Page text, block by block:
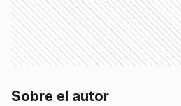
Sobre el autor